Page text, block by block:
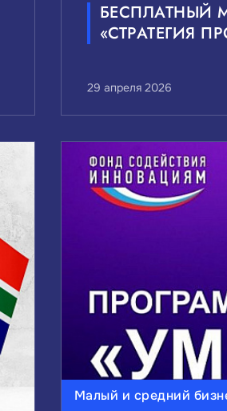
БЕСПЛАТНЫЙ
«СТРАТЕГИЯ
29 апреля 2026
Малый и средний